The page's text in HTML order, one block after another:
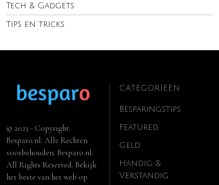
Tech & Gadgets
Tips en tricks
© 2023 - Copyright.
Besparo.nl. Alle Rechten
voorbehouden. Besparo.nl.
All Rights Reserved. Bekijk
het beste van het web op
CATEGORIEËN
Besparingstips
Featured
Geld
Handig &
Verstandig